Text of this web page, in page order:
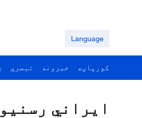
Language
کورپاڼه خبرونه تبصرې
ايراني